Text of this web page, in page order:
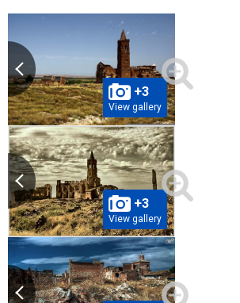
+3
View gallery
+3
View gallery